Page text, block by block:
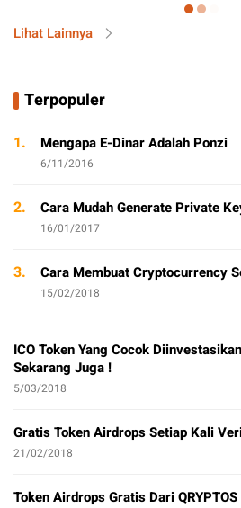
Lihat Lainnya
Terpopuler
1. Mengapa E-Dinar Adalah Ponzi
6/11/2016
2. Cara Mudah Generate Private
16/01/2017
3. Cara Membuat Cryptocurrency
15/02/2018
ICO Token Yang Cocok
Sekarang Juga !
5/03/2018
Gratis Token Airdrops Setiap Kali
21/02/2018
Token Airdrops Gratis Dari